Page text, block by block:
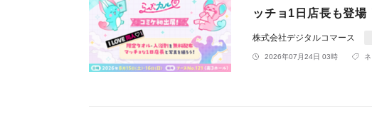
ッチョ1日店長も登場
株式会社デジタルコマース
2026年07月24日 03時